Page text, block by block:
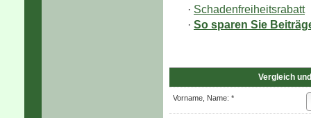
· Schadenfreiheitsrabatt
· So sparen Sie
Vergleich
Vorname, Name: *